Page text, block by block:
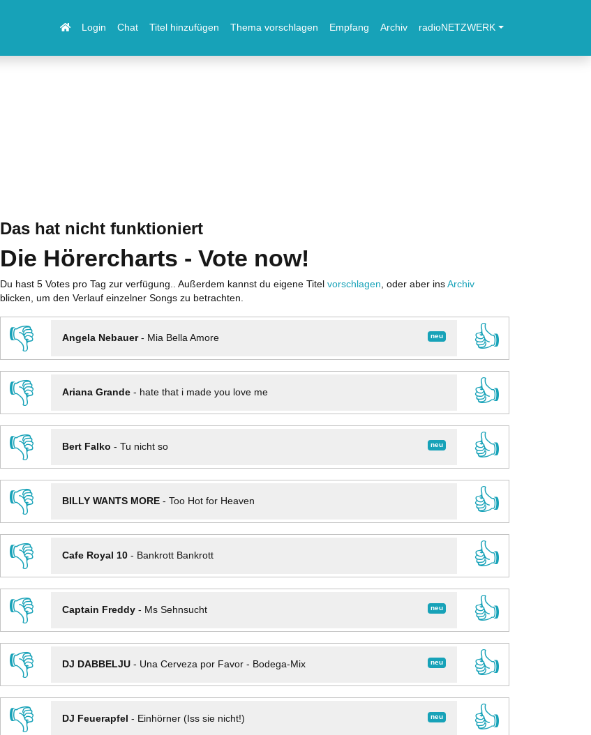
Login Chat Titel hinzufügen Thema vorschlagen Empfang Archiv radioNETZWERK
Das hat nicht funktioniert
Die Hörercharts - Vote now!
Du hast 5 Votes pro Tag zur verfügung.. Außerdem kannst du eigene Titel vorschlagen , oder aber ins Archiv
blicken, um den Verlauf einzelner Songs zu betrachten.
👎 neu
Angela Nebauer- Mia Bella Amore
👍
👎
Ariana Grande- hate that i made you love me
👍
👎
neu
Bert Falko - Tu nicht so
👍
👎
BILLY WANTS MORE- Too Hot for Heaven
👍
👎
Cafe Royal 10- Bankrott Bankrott
👍
👎
neu
Captain Freddy- Ms Sehnsucht
👍
👎
neu
DJ DABBELJU- Una Cerveza por Favor - Bodega-Mix
👍
👎
neu
DJ Feuerapfel - Einhörner (Iss sie nicht!)
👍